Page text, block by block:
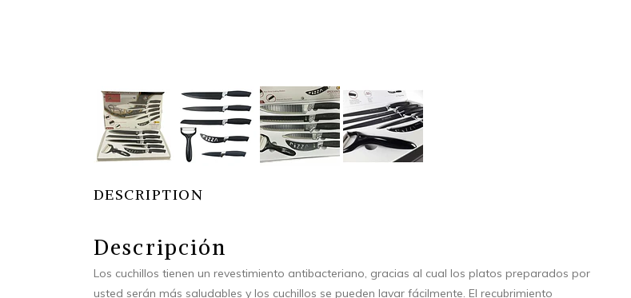
DESCRIPTION
Descripción
Los cuchillos tienen un revestimiento antibacteriano, gracias al cual los platos preparados por
usted serán más saludables y los cuchillos se pueden lavar fácilmente. El recubrimiento